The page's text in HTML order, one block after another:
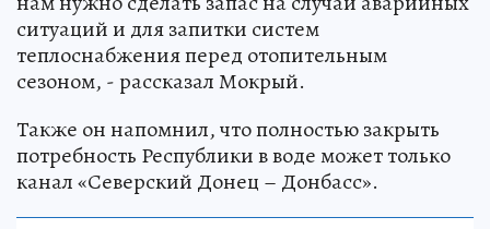
ситуаций и для запитки систем
теплоснабжения перед отопительным
сезоном, - рассказал Мокрый.
Также он напомнил, что полностью закрыть
потребность Республики в воде может только
канал «Северский Донец – Донбасс».